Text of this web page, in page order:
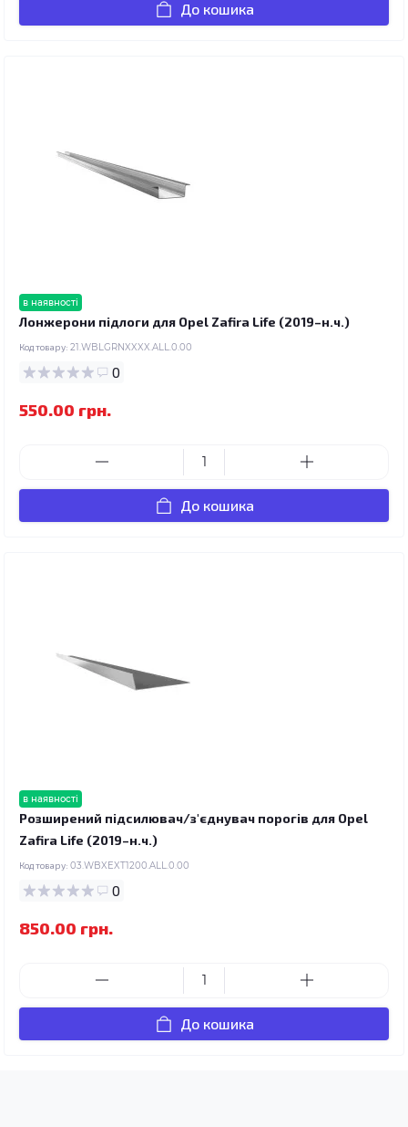
До кошика
в наявності
Лонжерони підлоги для Opel Zafira Life (2019–н.ч.)
Код товару: 21.WBLGRNXXXX.ALL.0.00
0
550.00 грн.
До кошика
в наявності
Розширений підсилювач/з'єднувач порогів для Opel
Zafira Life (2019–н.ч.)
Код товару: 03.WBXEXT1200.ALL.0.00
0
850.00 грн.
До кошика